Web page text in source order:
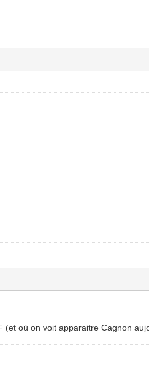
(et où on voit apparaitre Cagnon